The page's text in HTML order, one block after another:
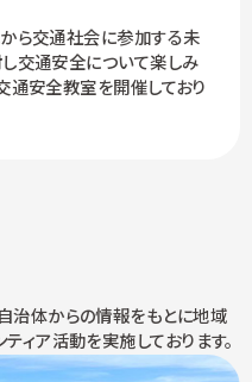
ら交通社会に参加する未
交通安全について楽しみ
通安全教室を開催しており
治体からの情報をもとに地域
ィア活動を実施しております。